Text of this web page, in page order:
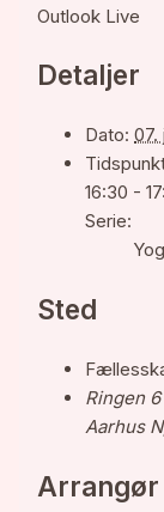
Outlook Live
Detaljer
Dato: 07.
16:30 -
Serie:
Sted
Ringen 6
Aarhus N
Arrangør